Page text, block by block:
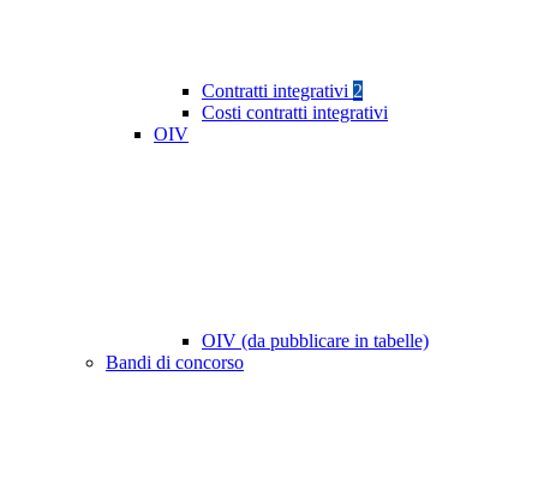
Contratti integrativi 2
Costi contratti integrativi
OIV
OIV (da pubblicare in tabelle)
Bandi di concorso